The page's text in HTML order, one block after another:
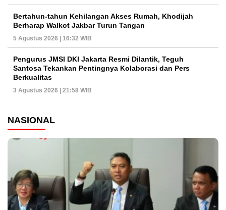
Bertahun-tahun Kehilangan Akses Rumah, Khodijah
Berharap Walkot Jakbar Turun Tangan
5 Agustus 2026 | 16:32 WIB
Pengurus JMSI DKI Jakarta Resmi Dilantik, Teguh
Santosa Tekankan Pentingnya Kolaborasi dan Pers
Berkualitas
3 Agustus 2026 | 21:58 WIB
NASIONAL